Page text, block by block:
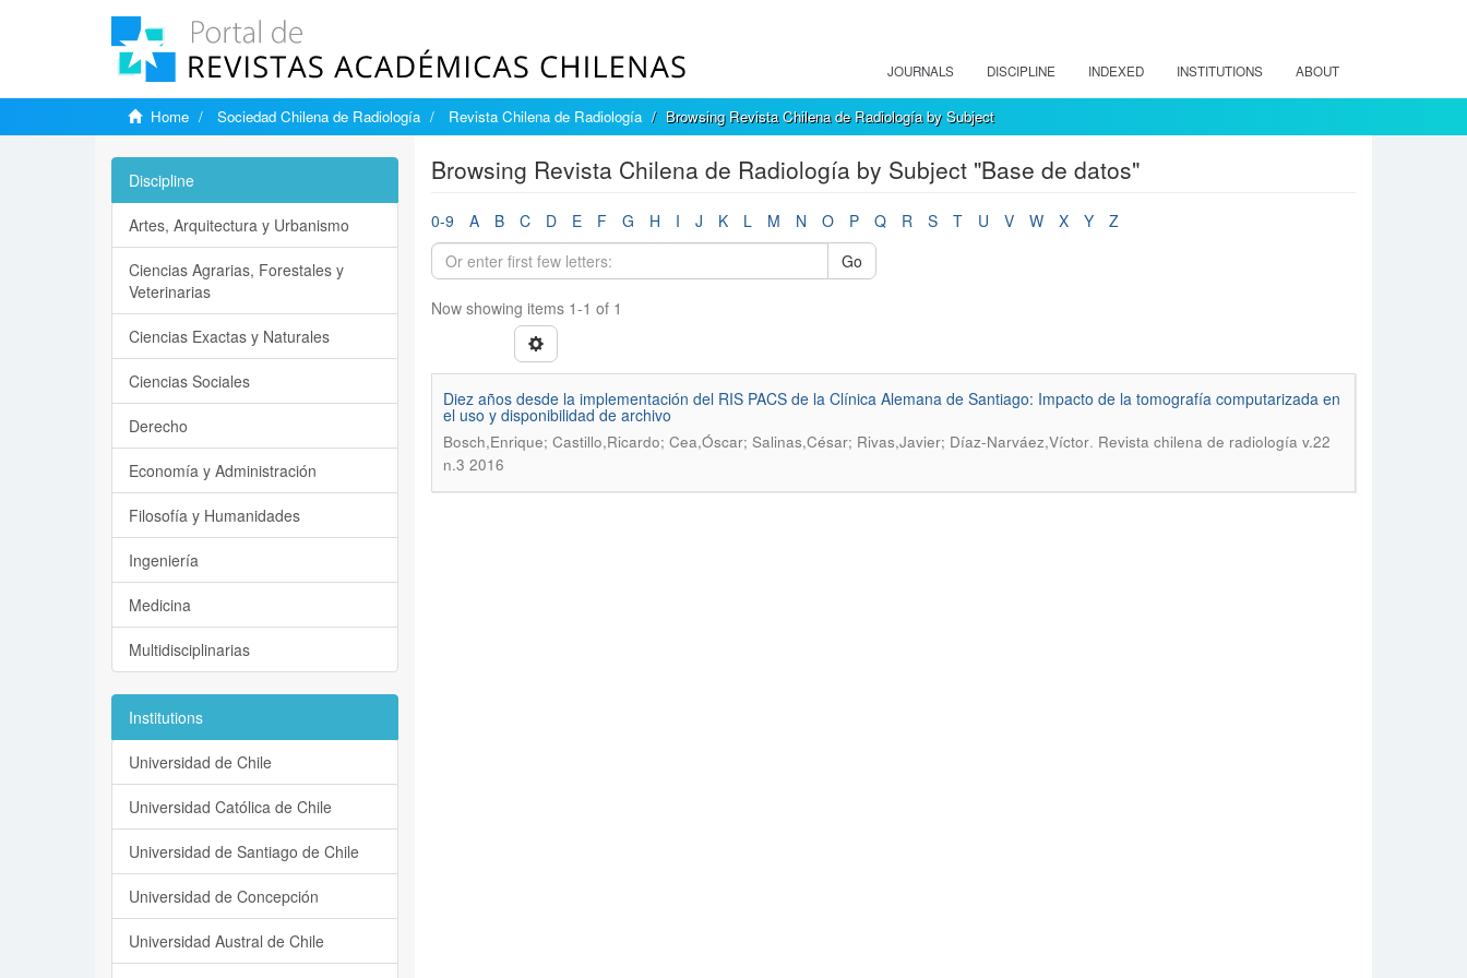
JOURNALS DISCIPLINE INDEXED INSTITUTIONS ABOUT
Home Sociedad Chilena de Radiología Revista Chilena de Radiología Browsing Revista Chilena de Radiología by Subject
Browsing Revista Chilena de Radiología by Subject "Base de datos"
0-9 A B C D E F G H I J K L M N O P Q R S T U V W X Y
Z
Go
Now showing items 1-1 of 1
Diez años desde la implementación del RIS PACS de la Clínica Alemana de Santiago: Impacto de la tomografía computarizada en
el uso y disponibilidad de archivo
Bosch,Enrique; Castillo,Ricardo; Cea,Óscar; Salinas,César; Rivas,Javier; Díaz-Narváez,Víctor. Revista chilena de radiología v.22
n.3 2016
Discipline
Artes, Arquitectura y Urbanismo
Ciencias Agrarias, Forestales y
Veterinarias
Ciencias Exactas y Naturales
Ciencias Sociales
Derecho
Economía y Administración
Filosofía y Humanidades
Ingeniería
Medicina
Multidisciplinarias
Institutions
Universidad de Chile
Universidad Católica de Chile
Universidad de Santiago de Chile
Universidad de Concepción
Universidad Austral de Chile